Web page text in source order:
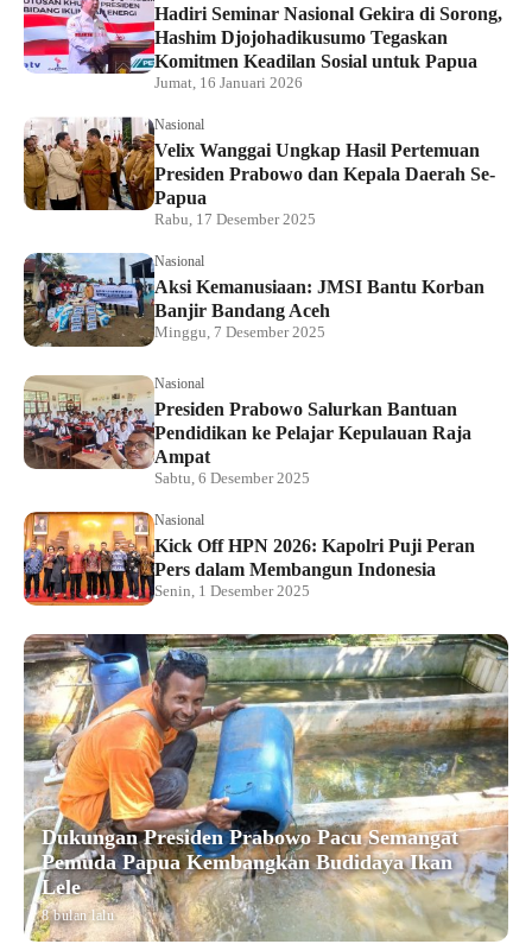
Hadiri Seminar Nasional Gekira di Sorong,
Hashim Djojohadikusumo Tegaskan
Komitmen Keadilan Sosial untuk Papua
Jumat, 16 Januari 2026
Nasional
Velix Wanggai Ungkap Hasil Pertemuan
Presiden Prabowo dan Kepala Daerah Se-
Papua
Rabu, 17 Desember 2025
Nasional
Aksi Kemanusiaan: JMSI Bantu Korban
Banjir Bandang Aceh
Minggu, 7 Desember 2025
Nasional
Presiden Prabowo Salurkan Bantuan
Pendidikan ke Pelajar Kepulauan Raja
Ampat
Sabtu, 6 Desember 2025
Nasional
Kick Off HPN 2026: Kapolri Puji Peran
Pers dalam Membangun Indonesia
Senin, 1 Desember 2025
Dukungan Presiden Prabowo Pacu Semangat
Pemuda Papua Kembangkan Budidaya Ikan
Lele
8 bulan lalu